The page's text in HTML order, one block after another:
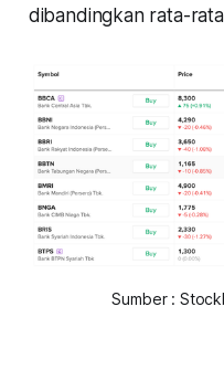
dibandingkan rata-
Sumber :